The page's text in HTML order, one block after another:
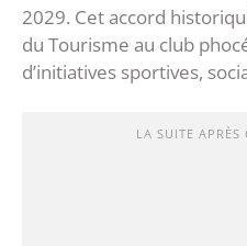
2029. Cet accord
du Tourisme au club
d’initiatives sportives,
LA SUITE APRÈS